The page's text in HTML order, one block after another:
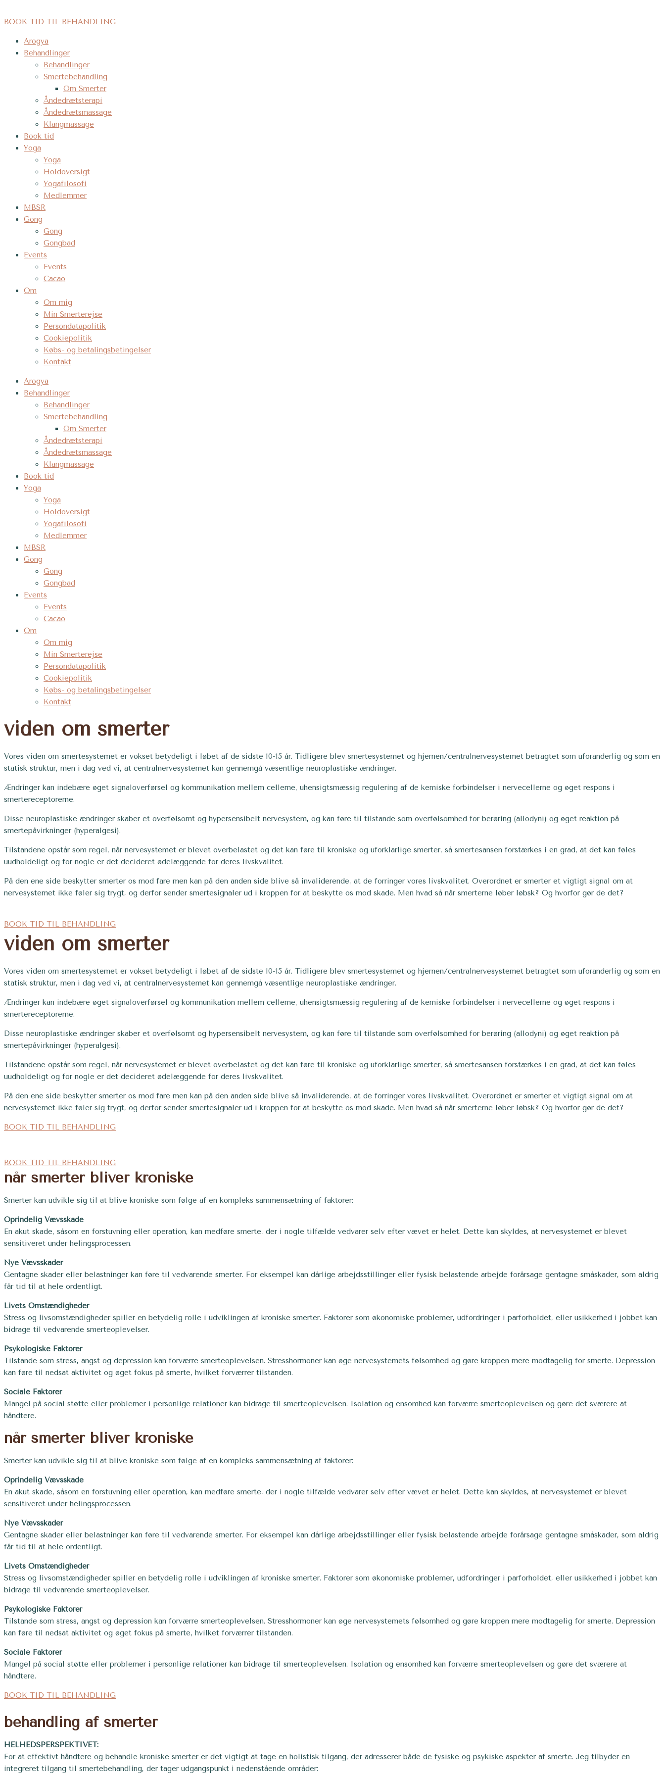
til
BOOK TID TIL BEHANDLING
Arogya
Behandlinger
Behandlinger
Smertebehandling
Om Smerter
Åndedrætsterapi
Åndedrætsmassage
Klangmassage
Book tid
Yoga
Yoga
Holdoversigt
Yogafilosofi
Medlemmer
MBSR
Gong
Gong
Gongbad
Events
Events
Cacao
Om
Om mig
Min Smerterejse
Persondatapolitik
Cookiepolitik
Købs- og betalingsbetingelser
Kontakt
Arogya
Behandlinger
Behandlinger
Smertebehandling
Om Smerter
Åndedrætsterapi
Åndedrætsmassage
Klangmassage
Book tid
Yoga
Yoga
Holdoversigt
Yogafilosofi
Medlemmer
MBSR
Gong
Gong
Gongbad
Events
Events
Cacao
Om
Om mig
Min Smerterejse
Persondatapolitik
Cookiepolitik
Købs- og betalingsbetingelser
Kontakt
viden om smerter
Vores viden om smertesystemet er vokset betydeligt i løbet af de sidste 10-15 år. Tidligere blev smertesystemet og hjernen/centralnervesystemet betragtet som uforanderlig og som en
statisk struktur, men i dag ved vi, at centralnervesystemet kan gennemgå væsentlige neuroplastiske ændringer.
Ændringer kan indebære øget signaloverførsel og kommunikation mellem cellerne, uhensigtsmæssig regulering af de kemiske forbindelser i nervecellerne og øget respons i
smertereceptorerne.
Disse neuroplastiske ændringer skaber et overfølsomt og hypersensibelt nervesystem, og kan føre til tilstande som overfølsomhed for berøring (allodyni) og øget reaktion på
smertepåvirkninger (hyperalgesi).
Tilstandene opstår som regel, når nervesystemet er blevet overbelastet og det kan føre til kroniske og uforklarlige smerter, så smertesansen forstærkes i en grad, at det kan føles
uudholdeligt og for nogle er det decideret ødelæggende for deres livskvalitet.
På den ene side beskytter smerter os mod fare men kan på den anden side blive så invaliderende, at de forringer vores livskvalitet. Overordnet er smerter et vigtigt signal om at
nervesystemet ikke føler sig trygt, og derfor sender smertesignaler ud i kroppen for at beskytte os mod skade. Men hvad så når smerterne løber løbsk? Og hvorfor gør de det?
BOOK TID TIL BEHANDLING
viden om smerter
Vores viden om smertesystemet er vokset betydeligt i løbet af de sidste 10-15 år. Tidligere blev smertesystemet og hjernen/centralnervesystemet betragtet som uforanderlig og som en
statisk struktur, men i dag ved vi, at centralnervesystemet kan gennemgå væsentlige neuroplastiske ændringer.
Ændringer kan indebære øget signaloverførsel og kommunikation mellem cellerne, uhensigtsmæssig regulering af de kemiske forbindelser i nervecellerne og øget respons i
smertereceptorerne.
Disse neuroplastiske ændringer skaber et overfølsomt og hypersensibelt nervesystem, og kan føre til tilstande som overfølsomhed for berøring (allodyni) og øget reaktion på
smertepåvirkninger (hyperalgesi).
Tilstandene opstår som regel, når nervesystemet er blevet overbelastet og det kan føre til kroniske og uforklarlige smerter, så smertesansen forstærkes i en grad, at det kan føles
uudholdeligt og for nogle er det decideret ødelæggende for deres livskvalitet.
På den ene side beskytter smerter os mod fare men kan på den anden side blive så invaliderende, at de forringer vores livskvalitet. Overordnet er smerter et vigtigt signal om at
nervesystemet ikke føler sig trygt, og derfor sender smertesignaler ud i kroppen for at beskytte os mod skade. Men hvad så når smerterne løber løbsk? Og hvorfor gør de det?
BOOK TID TIL BEHANDLING
BOOK TID TIL BEHANDLING
når smerter bliver kroniske
Smerter kan udvikle sig til at blive kroniske som følge af en kompleks sammensætning af faktorer:
Oprindelig Vævsskade
En akut skade, såsom en forstuvning eller operation, kan medføre smerte, der i nogle tilfælde vedvarer selv efter vævet er helet. Dette kan skyldes, at nervesystemet er blevet
sensitiveret under helingsprocessen.
Nye Vævsskader
Gentagne skader eller belastninger kan føre til vedvarende smerter. For eksempel kan dårlige arbejdsstillinger eller fysisk belastende arbejde forårsage gentagne småskader, som aldrig
får tid til at hele ordentligt.
Livets Omstændigheder
Stress og livsomstændigheder spiller en betydelig rolle i udviklingen af kroniske smerter. Faktorer som økonomiske problemer, udfordringer i parforholdet, eller usikkerhed i jobbet kan
bidrage til vedvarende smerteoplevelser.
Psykologiske Faktorer
Tilstande som stress, angst og depression kan forværre smerteoplevelsen. Stresshormoner kan øge nervesystemets følsomhed og gøre kroppen mere modtagelig for smerte. Depression
kan føre til nedsat aktivitet og øget fokus på smerte, hvilket forværrer tilstanden.
Sociale Faktorer
Mangel på social støtte eller problemer i personlige relationer kan bidrage til smerteoplevelsen. Isolation og ensomhed kan forværre smerteoplevelsen og gøre det sværere at
håndtere.
når smerter bliver kroniske
Smerter kan udvikle sig til at blive kroniske som følge af en kompleks sammensætning af faktorer:
Oprindelig Vævsskade
En akut skade, såsom en forstuvning eller operation, kan medføre smerte, der i nogle tilfælde vedvarer selv efter vævet er helet. Dette kan skyldes, at nervesystemet er blevet
sensitiveret under helingsprocessen.
Nye Vævsskader
Gentagne skader eller belastninger kan føre til vedvarende smerter. For eksempel kan dårlige arbejdsstillinger eller fysisk belastende arbejde forårsage gentagne småskader, som aldrig
får tid til at hele ordentligt.
Livets Omstændigheder
Stress og livsomstændigheder spiller en betydelig rolle i udviklingen af kroniske smerter. Faktorer som økonomiske problemer, udfordringer i parforholdet, eller usikkerhed i jobbet kan
bidrage til vedvarende smerteoplevelser.
Psykologiske Faktorer
Tilstande som stress, angst og depression kan forværre smerteoplevelsen. Stresshormoner kan øge nervesystemets følsomhed og gøre kroppen mere modtagelig for smerte. Depression
kan føre til nedsat aktivitet og øget fokus på smerte, hvilket forværrer tilstanden.
Sociale Faktorer
Mangel på social støtte eller problemer i personlige relationer kan bidrage til smerteoplevelsen. Isolation og ensomhed kan forværre smerteoplevelsen og gøre det sværere at
håndtere.
BOOK TID TIL BEHANDLING
behandling af smerter
HELHEDSPERSPEKTIVET:
For at effektivt håndtere og behandle kroniske smerter er det vigtigt at tage en holistisk tilgang, der adresserer både de fysiske og psykiske aspekter af smerte. Jeg tilbyder en
integreret tilgang til smertebehandling, der tager udgangspunkt i nedenstående områder: